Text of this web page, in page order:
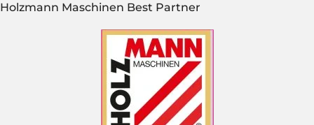
Holzmann Maschinen Best Partner